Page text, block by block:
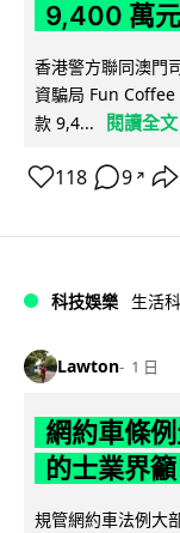
9,400 萬元
香港警方聯同澳門
資騙局 Fun
款 9,4...
閱讀全文
118 9 ↗
科技娛樂 生活
Lawton 1 日
網約車條
的士業界
規管網約車法例大